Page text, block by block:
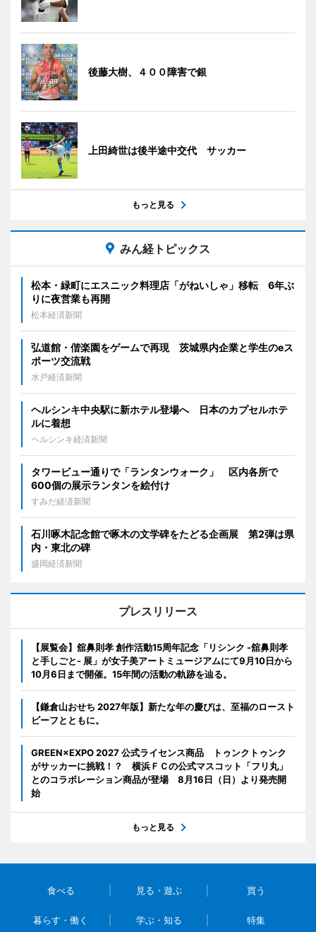
後藤大樹、４００障害で銀
上田綺世は後半途中交代 サッカー
もっと見る
みん経トピックス
松本・緑町にエスニック料理店「がねいしゃ」移転 6年ぶ
りに夜営業も再開
松本経済新聞
弘道館・偕楽園をゲームで再現 茨城県内企業と学生のeス
ポーツ交流戦
水戸経済新聞
ヘルシンキ中央駅に新ホテル登場へ 日本のカプセルホテ
ルに着想
ヘルシンキ経済新聞
タワービュー通りで「ランタンウォーク」 区内各所で
600個の展示ランタンを絵付け
すみだ経済新聞
石川啄木記念館で啄木の文学碑をたどる企画展 第2弾は県
内・東北の碑
盛岡経済新聞
プレスリリース
【展覧会】舘鼻則孝 創作活動15周年記念「リシンク -舘鼻則孝
と手しごと- 展」が女子美アートミュージアムにて9月10日から
10月6日まで開催。15年間の活動の軌跡を辿る。
【鎌倉山おせち 2027年版】新たな年の慶びは、至福のロースト
ビーフとともに。
GREEN×EXPO 2027 公式ライセンス商品 トゥンクトゥンク
がサッカーに挑戦！？ 横浜ＦＣの公式マスコット「フリ丸」
とのコラボレーション商品が登場 8月16日（日）より発売開
始
もっと見る
食べる 見る・遊ぶ 買う
暮らす・働く 学ぶ・知る 特集